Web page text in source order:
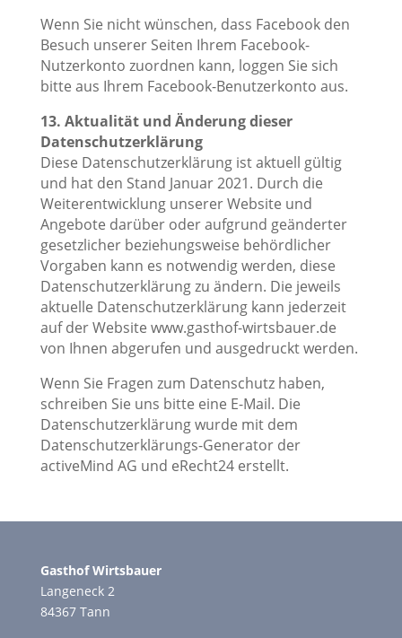
Wenn Sie nicht wünschen, dass Facebook den
Besuch unserer Seiten Ihrem Facebook-
Nutzerkonto zuordnen kann, loggen Sie sich
bitte aus Ihrem Facebook-Benutzerkonto aus.
13. Aktualität und Änderung dieser
Datenschutzerklärung
Diese Datenschutzerklärung ist aktuell gültig
und hat den Stand Januar 2021. Durch die
Weiterentwicklung unserer Website und
Angebote darüber oder aufgrund geänderter
gesetzlicher beziehungsweise behördlicher
Vorgaben kann es notwendig werden, diese
Datenschutzerklärung zu ändern. Die jeweils
aktuelle Datenschutzerklärung kann jederzeit
auf der Website www.gasthof-wirtsbauer.de
von Ihnen abgerufen und ausgedruckt werden.
Wenn Sie Fragen zum Datenschutz haben,
schreiben Sie uns bitte eine E-Mail. Die
Datenschutzerklärung wurde mit dem
Datenschutzerklärungs-Generator der
activeMind AG und eRecht24 erstellt.
Gasthof Wirtsbauer
Langeneck 2
84367 Tann